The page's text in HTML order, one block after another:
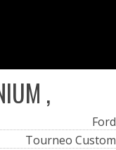
,
Ford
Tourneo Custom